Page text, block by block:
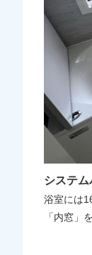
システ
浴室には
「内窓」